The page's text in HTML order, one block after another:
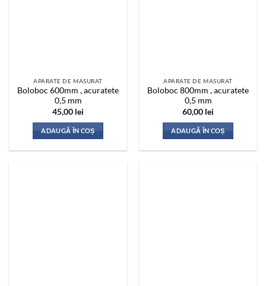
APARATE DE MASURAT
Boloboc 600mm , acuratete
0,5 mm
45,00 lei
ADAUGĂ ÎN COȘ
APARATE DE MASURAT
Boloboc 800mm , acuratete
0,5 mm
60,00 lei
ADAUGĂ ÎN COȘ